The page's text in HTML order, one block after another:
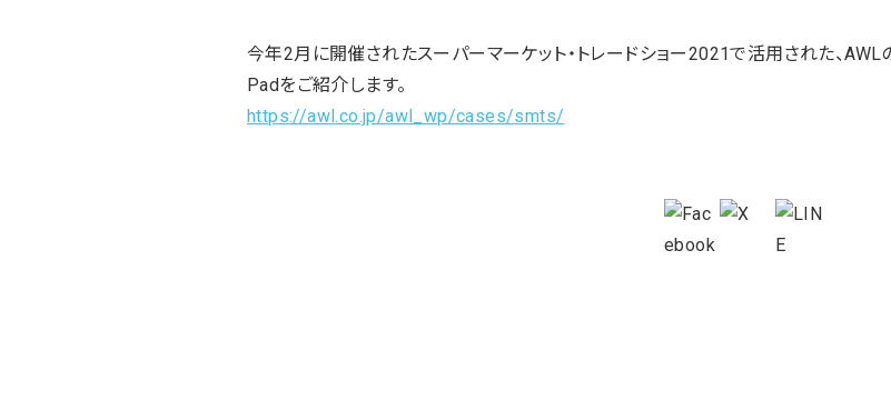
今年2月に開催されたスーパーマーケット・トレードショー2021で活用された、
Padをご紹介します。
https://awl.co.jp/awl_wp/cases/smts/